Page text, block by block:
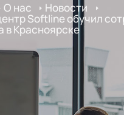
О нас Новости
Softline обучил
в Красноярске